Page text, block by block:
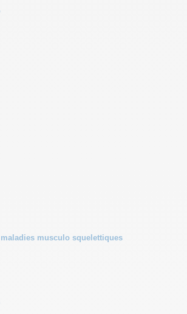
musculo squelettiques